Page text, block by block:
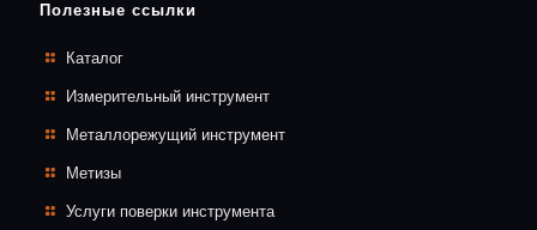
Полезные ссылки
Каталог
Измерительный инструмент
Металлорежущий инструмент
Метизы
Услуги поверки инструмента